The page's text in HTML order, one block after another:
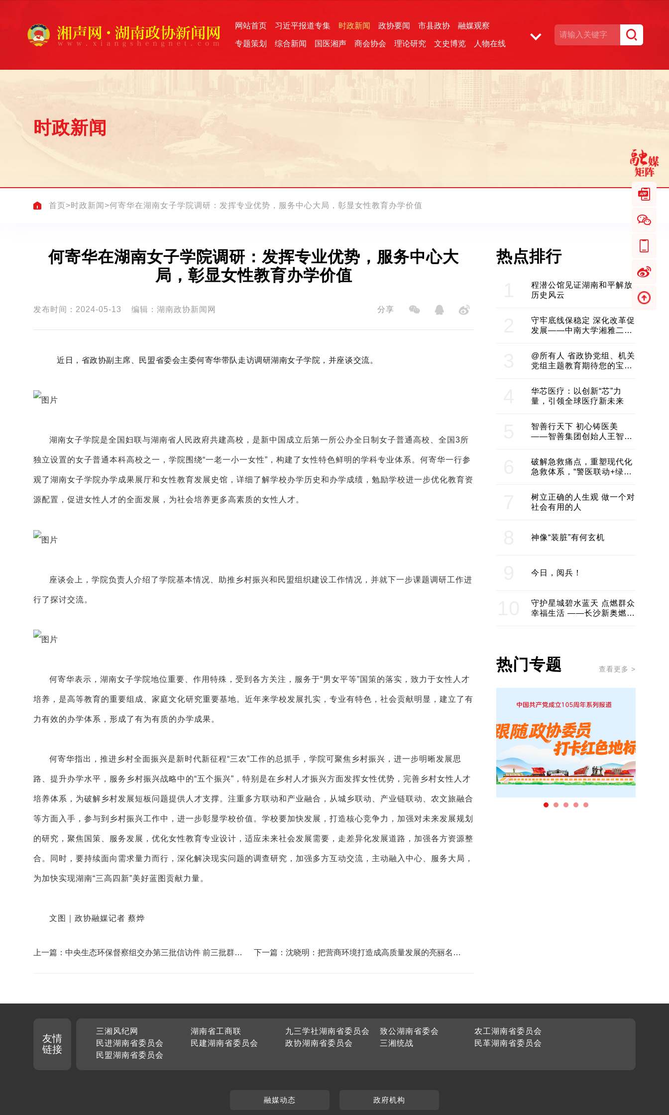
网站首页 习近平报道专集 时政新闻 政协要闻 市县政协 融媒观察
专题策划 综合新闻 国医湘声 商会协会 理论研究 文史博览 人物在线
时政新闻
首页>时政新闻 >何寄华在湖南女子学院调研：发挥专业优势，服务中心大局，彰显女性教育办学价值
何寄华在湖南女子学院调研：发挥专业优势，服务中心大
局，彰显女性教育办学价值
发布时间：2024-05-13 编辑：湖南政协新闻网 分享
近日，省政协副主席、民盟省委会主委何寄华带队走访调研湖南女子学院，并座谈交流。
湖南女子学院是全国妇联与湖南省人民政府共建高校，是新中国成立后第一所公办全日制女子普通高校、全国3所
独立设置的女子普通本科高校之一，学院围绕“一老一小一女性”，构建了女性特色鲜明的学科专业体系。何寄华一行参
观了湖南女子学院办学成果展厅和女性教育发展史馆，详细了解学校办学历史和办学成绩，勉励学校进一步优化教育资
源配置，促进女性人才的全面发展，为社会培养更多高素质的女性人才。
座谈会上，学院负责人介绍了学院基本情况、助推乡村振兴和民盟组织建设工作情况，并就下一步课题调研工作进
行了探讨交流。
何寄华表示，湖南女子学院地位重要、作用特殊，受到各方关注，服务于“男女平等”国策的落实，致力于女性人才
培养，是高等教育的重要组成、家庭文化研究重要基地。近年来学校发展扎实，专业有特色，社会贡献明显，建立了有
力有效的办学体系，形成了有为有质的办学成果。
何寄华指出，推进乡村全面振兴是新时代新征程“三农”工作的总抓手，学院可聚焦乡村振兴，进一步明晰发展思
路、提升办学水平，服务乡村振兴战略中的“五个振兴”，特别是在乡村人才振兴方面发挥女性优势，完善乡村女性人才
培养体系，为破解乡村发展短板问题提供人才支撑。注重多方联动和产业融合，从城乡联动、产业链联动、农文旅融合
等方面入手，参与到乡村振兴工作中，进一步彰显学校价值。学校要加快发展，打造核心竞争力，加强对未来发展规划
的研究，聚焦国策、服务发展，优化女性教育专业设计，适应未来社会发展需要，走差异化发展道路，加强各方资源整
合。同时，要持续面向需求量力而行，深化解决现实问题的调查研究，加强多方互动交流，主动融入中心、服务大局，
为加快实现湖南“三高四新”美好蓝图贡献力量。
文图｜政协融媒记者 蔡烨
上一篇：中央生态环保督察组交办第三批信访件 前三批群众
下一篇：沈晓明：把营商环境打造成高质量发展的亮丽名片
热点排行
程潜公馆见证湖南和平解放
历史风云
守牢底线保稳定 深化改革促
发展——中南大学湘雅二医
@所有人 省政协党组、机关
党组主题教育期待您的宝贵
华芯医疗：以创新“芯”力
量，引领全球医疗新未来
智善行天下 初心铸医美
——智善集团创始人王智带
建医美产业良性生态圈
破解急救痛点，重塑现代化
急救体系，“警医联动+绿波
树立正确的人生观 做一个对
社会有用的人
神像“装脏”有何玄机
今日，阅兵！
守护星城碧水蓝天 点燃群众
幸福生活 ——长沙新奥燃气
热门专题 查看更多 >
友情
链接
三湘风纪网 湖南省工商联 九三学社湖南省委员会 致公湖南省委会
农工湖南省委员会
民进湖南省委员会
民建湖南省委员会 政协湖南省委员会 三湘统战
民革湖南省委员会
民盟湖南省委员会
融媒动态 政府机构